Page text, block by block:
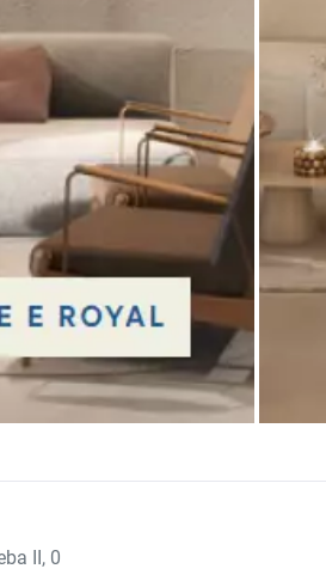
II, 0